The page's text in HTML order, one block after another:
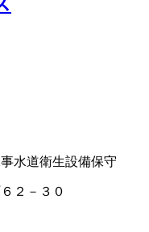
水道衛生設備保守
２－３０